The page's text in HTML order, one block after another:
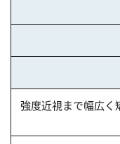
強度近視まで幅広く